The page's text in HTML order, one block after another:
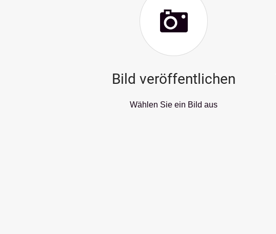
Bild veröffentlichen
Wählen Sie ein Bild aus